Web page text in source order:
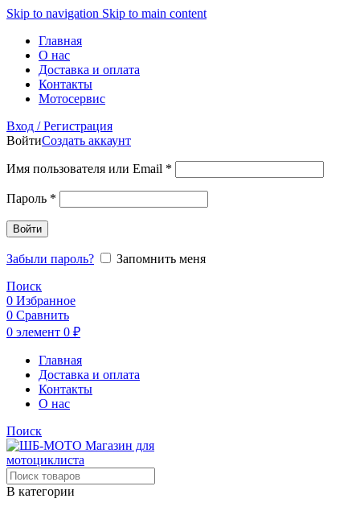
Skip to navigation Skip to main content
Главная
О нас
Доставка и оплата
Контакты
Мотосервис
Вход / Регистрация
ВойтиСоздать аккаунт
Имя пользователя или Email *
Пароль *
Войти
Забыли пароль?
Запомнить меня
Поиск
0 Избранное
0 Сравнить
0 элемент 0 ₽
Главная
Доставка и оплата
Контакты
О нас
Поиск
В категории